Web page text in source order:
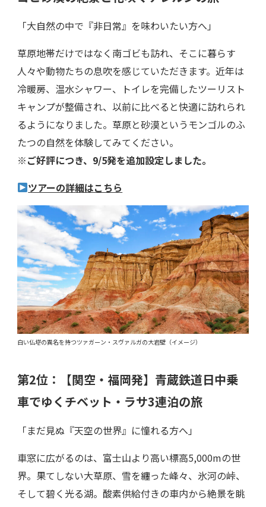
「大自然の中で『非日常』を味わいたい方へ」
草原地帯だけではなく南ゴビも訪れ、そこに暮らす
人々や動物たちの息吹を感じていただきます。近年は
冷暖房、温水シャワー、トイレを完備したツーリスト
キャンプが整備され、以前に比べると快適に訪れられ
るようになりました。草原と砂漠というモンゴルのふ
たつの自然を体験してみてください。
※ご好評につき、9/5発を追加設定しました。
ツアーの詳細はこちら
白い仏塔の異名を持つツァガーン・スヴァルガの大岩壁（イメージ）
第2位： 【関空・福岡発】 青蔵鉄道日中乗
車でゆくチベット・ラサ3連泊の旅
「まだ見ぬ『天空の世界』に憧れる方へ」
車窓に広がるのは、富士山より高い標高5,000mの世
界。果てしない大草原、雪を纏った峰々、氷河の峠、
そして碧く光る湖。酸素供給付きの車内から絶景を眺